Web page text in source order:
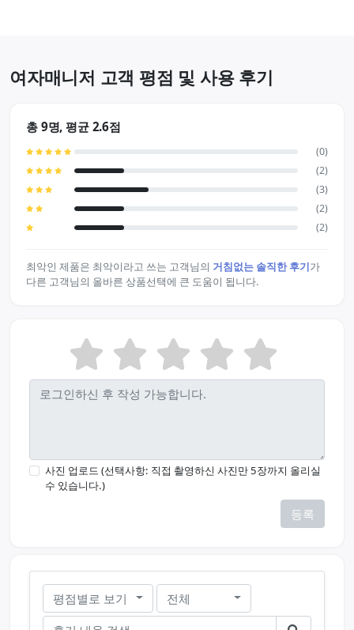
여자매니저 고객 평점 및 사용 후기
총 9명, 평균 2.6점
(0)
(2)
(3)
(2)
(2)
최악인 제품은 최악이라고 쓰는 고객님의 거침없는 솔직한 후기가
다른 고객님의 올바른 상품선택에 큰 도움이 됩니다.
사진 업로드 (선택사항: 직접 촬영하신 사진만 5장까지 올리실
수 있습니다.)
등록
평점별로 보기 전체